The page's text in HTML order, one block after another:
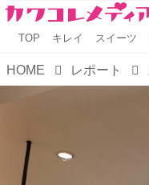
TOP キレイ スイーツ
HOME レポート